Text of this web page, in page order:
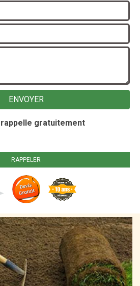
rappelle gratuitement